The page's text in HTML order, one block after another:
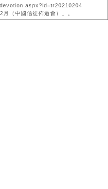
（中國信徒佈道會）」。